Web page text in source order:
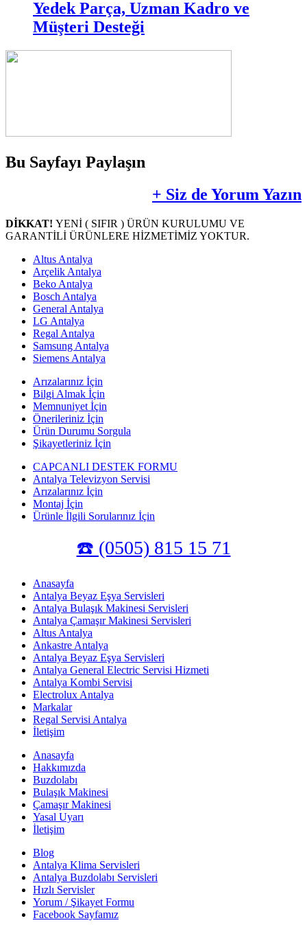
Yedek Parça, Uzman Kadro ve
Müşteri Desteği
Bu Sayfayı Paylaşın
+ Siz de Yorum Yazın
DİKKAT! YENİ ( SIFIR ) ÜRÜN KURULUMU VE
GARANTİLİ ÜRÜNLERE HİZMETİMİZ YOKTUR.
Altus Antalya
Arçelik Antalya
Beko Antalya
Bosch Antalya
General Antalya
LG Antalya
Regal Antalya
Samsung Antalya
Siemens Antalya
Arızalarınız İçin
Bilgi Almak İçin
Memnuniyet İçin
Önerileriniz İçin
Ürün Durumu Sorgula
Şikayetleriniz İçin
CAPCANLI DESTEK FORMU
Antalya Televizyon Servisi
Arızalarınız İçin
Montaj İçin
Ürünle İlgili Sorularınız İçin
☎️ (0505) 815 15 71
Anasayfa
Antalya Beyaz Eşya Servisleri
Antalya Bulaşık Makinesi Servisleri
Antalya Çamaşır Makinesi Servisleri
Altus Antalya
Ankastre Antalya
Antalya Beyaz Eşya Servisleri
Antalya General Electric Servisi Hizmeti
Antalya Kombi Servisi
Electrolux Antalya
Markalar
Regal Servisi Antalya
İletişim
Anasayfa
Hakkımızda
Buzdolabı
Bulaşık Makinesi
Çamaşır Makinesi
Yasal Uyarı
İletişim
Blog
Antalya Klima Servisleri
Antalya Buzdolabı Servisleri
Hızlı Servisler
Yorum / Şikayet Formu
Facebook Sayfamız